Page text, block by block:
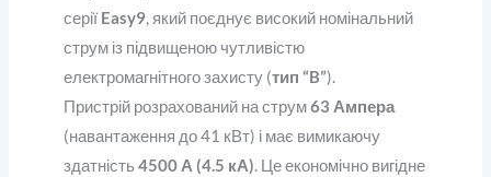
серії Easy9, який поєднує високий номінальний
струм із підвищеною чутливістю
електромагнітного захисту (тип “B”).
Пристрій розрахований на струм63 Ампера
(навантаження до 41 кВт) і має вимикаючу
здатність 4500 А (4.5 кА). Це економічно вигідне